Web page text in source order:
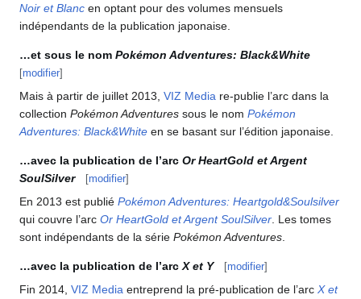
Noir et Blanc en optant pour des volumes mensuels
indépendants de la publication japonaise.
…et sous le nom Pokémon Adventures: Black&White
[modifier]
Mais à partir de juillet 2013, VIZ Media re-publie l’arc dans la
collection Pokémon Adventures sous le nom Pokémon
Adventures: Black&White en se basant sur l’édition japonaise.
…avec la publication de l’arc Or HeartGold et Argent
SoulSilver
[modifier]
En 2013 est publié Pokémon Adventures: Heartgold&Soulsilver
qui couvre l’arc Or HeartGold et Argent SoulSilver . Les tomes
sont indépendants de la série Pokémon Adventures
…avec la publication de l’arc X et Y [modifier]
Fin 2014, VIZ Media entreprend la pré-publication de l’arc X et